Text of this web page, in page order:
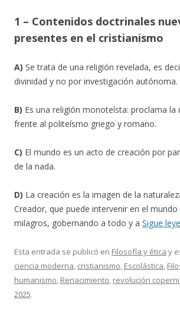
1 – Contenidos doctrinales
presentes en el cristianismo
A) Se trata de una religión revelada, es
divinidad y no por investigación autónoma.
B) Es una religión monoteísta: proclama la
frente al politeísmo griego y romano.
C) El mundo es un acto de creación por
de la nada.
D) La creación es la imagen de la
Creador, que puede intervenir en el
milagros, gobernando a todo y a Sigue
Esta entrada se publicó en Filosofía y ética y
ciencia moderna, cristianismo, Escolástica,
humanismo, Renacimiento, revolución
2025.